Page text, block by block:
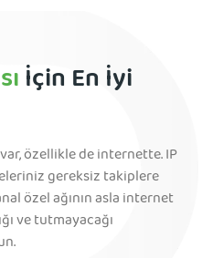
İçin En İyi
özellikle de internette. IP
gereksiz takiplere
özel ağının asla internet
ve tutmayacağı